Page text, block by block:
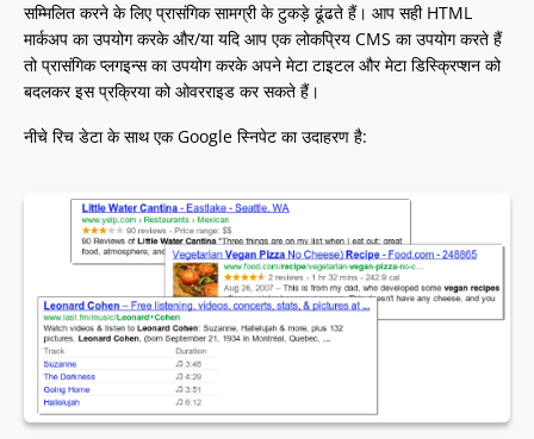
सम्मिलित करने के लिए प्रासंगिक सामग्री के टुकड़े ढूंढते हैं। आप सही HTML
मार्कअप का उपयोग करके और/या यदि आप एक लोकप्रिय CMS का उपयोग करते हैं
तो प्रासंगिक प्लगइन्स का उपयोग करके अपने मेटा टाइटल और मेटा डिस्क्रिप्शन को
बदलकर इस प्रक्रिया को ओवरराइड कर सकते हैं।
नीचे रिच डेटा के साथ एक Google स्निपेट का उदाहरण है: